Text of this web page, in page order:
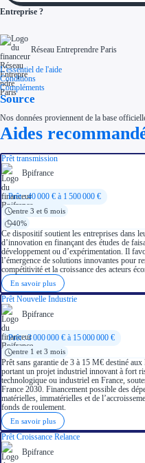
Entreprise ?
Réseau Entreprendre Paris
L'essentiel de l'aide
Conditions
Compléments
Source
Nos données proviennent de la base
Aides
Prêt transmission
Bpifrance
Prêt : 40 000 € à 1 500 000 €
entre 3 et 6 mois
40%
Ce dispositif soutient les entreprises dans
d’innovation en finançant des études de
développement ou d’expérimentation. Il
l’émergence de solutions innovantes pour
compétitivité et la croissance des acteurs
En savoir plus
Prêt Nouvelle Industrie
Bpifrance
Prêt : 3 000 000 € à 15 000 000 €
entre 1 et 3 mois
Prêt sans garantie de 3 à 15 M€ destiné
portant un projet industriel innovant à fort
technologique ou industriel en France,
France 2030. Financement possible des
matérielles, immatérielles et de
fonds de roulement.
En savoir plus
Prêt Croissance Relance
Bpifrance